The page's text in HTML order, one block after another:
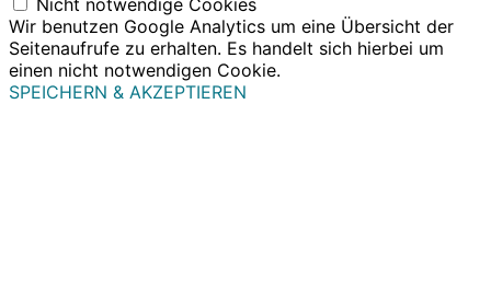
Nicht notwendige Cookies
Wir benutzen Google Analytics um eine Übersicht der
Seitenaufrufe zu erhalten. Es handelt sich hierbei um
einen nicht notwendigen Cookie.
SPEICHERN & AKZEPTIEREN